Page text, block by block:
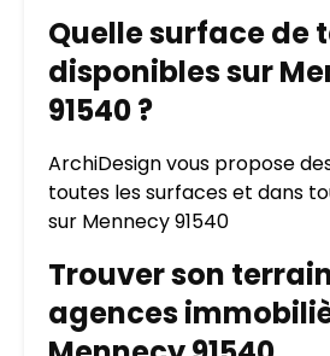
Quelle surface de
disponibles sur
91540 ?
ArchiDesign vous propose
toutes les surfaces et dans
sur Mennecy 91540
Trouver son
agences